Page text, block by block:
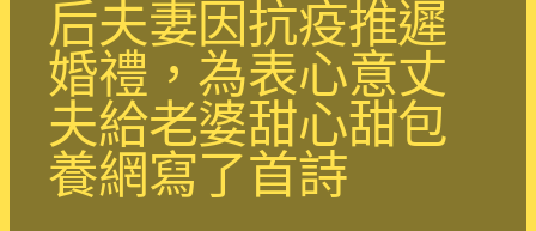
后夫妻因抗疫推遲
婚禮，為表心意丈
夫給老婆甜心甜包
養網寫了首詩